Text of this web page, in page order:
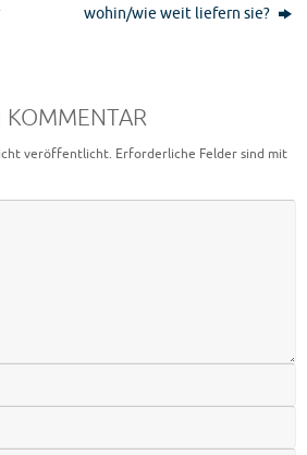
wohin/wie weit liefern sie?
KOMMENTAR
veröffentlicht. Erforderliche Felder sind mit